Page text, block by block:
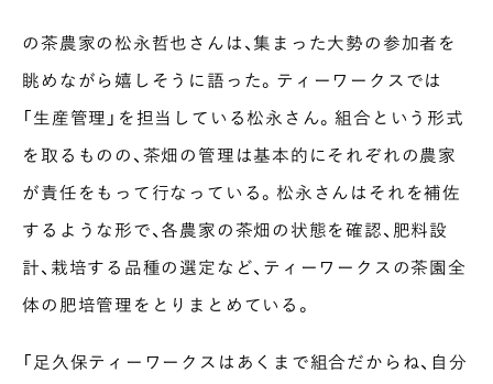
の茶農家の松永哲也さんは、集まった大勢の参加者を
眺めながら嬉しそうに語った。ティーワークスでは
「生産管理」を担当している松永さん。組合という形式
を取るものの、茶畑の管理は基本的にそれぞれの農家
が責任をもって行なっている。松永さんはそれを補佐
するような形で、各農家の茶畑の状態を確認、肥料設
計、栽培する品種の選定など、ティーワークスの茶園全
体の肥培管理をとりまとめている。
「足久保ティーワークスはあくまで組合だからね、自分